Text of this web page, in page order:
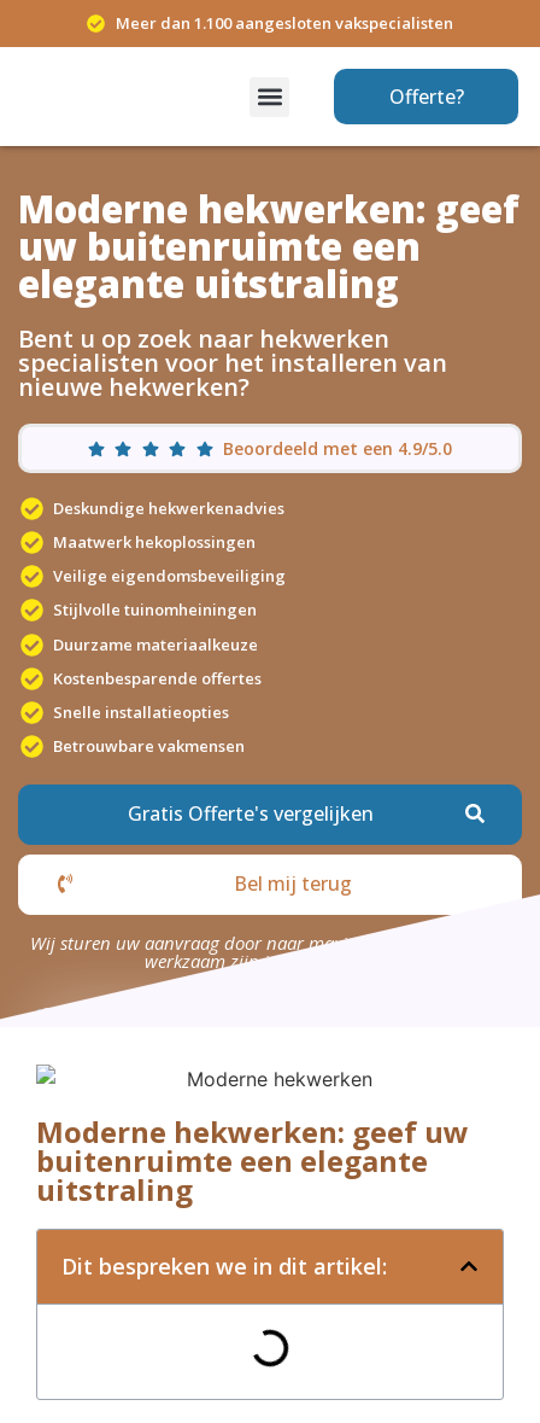
Meer dan 1.100 aangesloten vakspecialisten
Offerte?
Moderne hekwerken: geef
uw buitenruimte een
elegante uitstraling
Bent u op zoek naar hekwerken
specialisten voor het installeren van
nieuwe hekwerken?
Beoordeeld met een 4.9/5.0
Deskundige hekwerkenadvies
Maatwerk hekoplossingen
Veilige eigendomsbeveiliging
Stijlvolle tuinomheiningen
Duurzame materiaalkeuze
Kostenbesparende offertes
Snelle installatieopties
Betrouwbare vakmensen
Gratis Offerte's vergelijken
Bel mij terug
Wij sturen uw aanvraag door naar maximaal 4 bedrijven die
werkzaam zijn in uw omgeving.
Moderne hekwerken: geef uw
buitenruimte een elegante
uitstraling
Dit bespreken we in dit artikel: